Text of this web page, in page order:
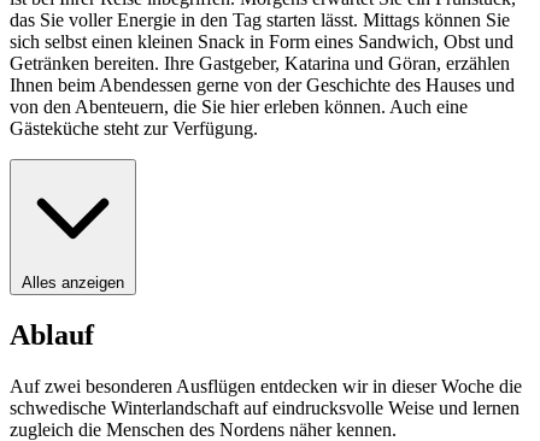
das Sie voller Energie in den Tag starten lässt. Mittags können Sie
sich selbst einen kleinen Snack in Form eines Sandwich, Obst und
Getränken bereiten. Ihre Gastgeber, Katarina und Göran, erzählen
Ihnen beim Abendessen gerne von der Geschichte des Hauses und
von den Abenteuern, die Sie hier erleben können. Auch eine
Gästeküche steht zur Verfügung.
Alles anzeigen
Ablauf
Auf zwei besonderen Ausflügen entdecken wir in dieser Woche die
schwedische Winterlandschaft auf eindrucksvolle Weise und lernen
zugleich die Menschen des Nordens näher kennen.